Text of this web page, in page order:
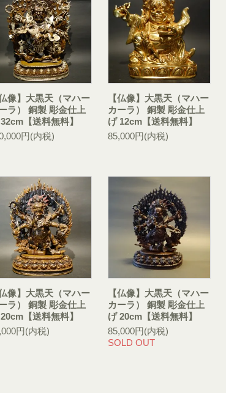
仏像】大黒天（マハー
ラ） 銅製 彫金仕上
【送料無料】
円(内税)
【仏像】大黒天（マハー
カーラ） 銅製 彫金仕上
げ 12cm【送料無料】
85,000円(内税)
仏像】大黒天（マハー
ラ） 銅製 彫金仕上
【送料無料】
円(内税)
【仏像】大黒天（マハー
カーラ） 銅製 彫金仕上
げ 20cm【送料無料】
85,000円(内税)
SOLD OUT